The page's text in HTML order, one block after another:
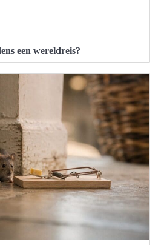
een wereldreis?